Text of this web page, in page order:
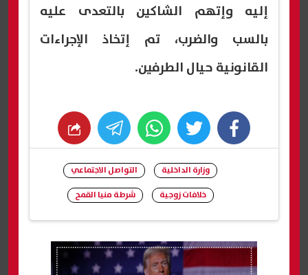
إليه وإتهم الشاكين بالتعدى عليه
بالسب والضرب، تم إتخاذ الإجراءات
القانونية حيال الطرفين.
facebook
twitter
whats
شارك
وزارة الداخلية
التواصل الاجتماعي
خلافات زوجية
شرطة منيا القمح